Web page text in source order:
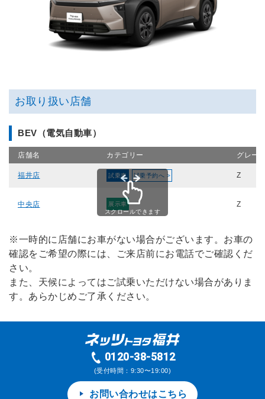
お取り扱い店舗
BEV（電気自動車）
店舗名 カテゴリー グレー
福井店 試乗車 試乗予約へ > Z
中央店 展示車 Z
スクロールできます
※一時的に店舗にお車がない場合がございます。お車の
確認をご希望の際には、ご来店前にお電話でご確認くだ
さい。
また、天候によってはご試乗いただけない場合がありま
す。あらかじめご了承ください。
0120-38-5812
(受付時間：9:30〜19:00)
お問い合わせはこちら